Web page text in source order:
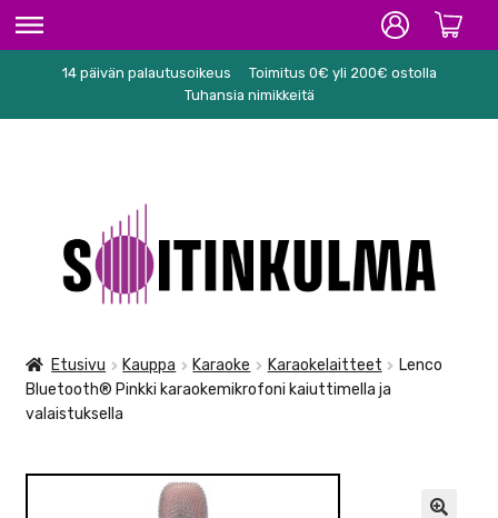
ETUSIVU
KARAOKE
NUOTIT
TARVIKKEET
14 päivän palautusoikeus
Toimitus 0€ yli 200€ ostolla
Tuhansia nimikkeitä
navigointiin
sisältöön
Etusivu Kauppa Karaoke Karaokelaitteet
Lenco
Bluetooth® Pinkki karaokemikrofoni kaiuttimella ja
valaistuksella